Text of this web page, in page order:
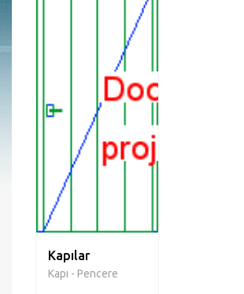
Kapılar
Kapı - Pencere